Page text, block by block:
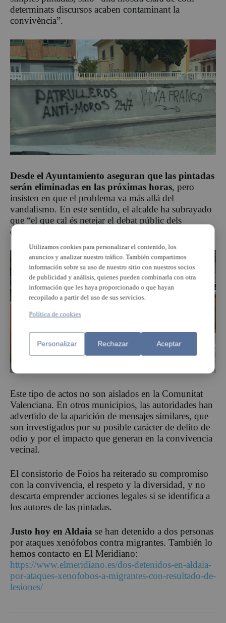
determinats discursos acaben contaminant la
convivència”.
Desde el Ayuntamiento aseguran que las pintadas
serán eliminadas en las próximas horas, pero
insisten en que el problema va más allá del
vandalismo. En este sentido, el alcalde ha subrayado
que “el que cal és netejar el debat públic dels
discursos i de les actituds que encenen l’odi”.
Este tipo de actos no son aislados en la Comunitat
Valenciana. En otros municipios, las autoridades han
advertido de la aparición de mensajes similares, que
son investigados por su posible carácter de delito de
odio y por el impacto que generan en la convivencia
vecinal.
El consistorio de Foios ha reiterado su compromiso
con la convivencia, el respeto y la diversidad, y no
descarta emprender acciones legales si se identifica a
los autores de las pintadas.
Justo hoy en Aldaia se han detenido a dos personas
por ataques xenófobos contra migrantes. También lo
hemos contacto en El Meridiano:
https://www.elmeridiano.es/dos-detenidos-en-aldaia-
por-ataques-xenofobos-a-migrantes-con-resultado-de-
lesiones/
Utilizamos cookies para personalizar el contenido, los
anuncios y analizar nuestro tráfico. También compartimos
información sobre su uso de nuestro sitio con nuestros socios
de publicidad y análisis, quienes pueden combinarla con otra
información que les haya proporcionado o que hayan
recopilado a partir del uso de sus servicios.
Política de cookies
Personalizar Rechazar Aceptar